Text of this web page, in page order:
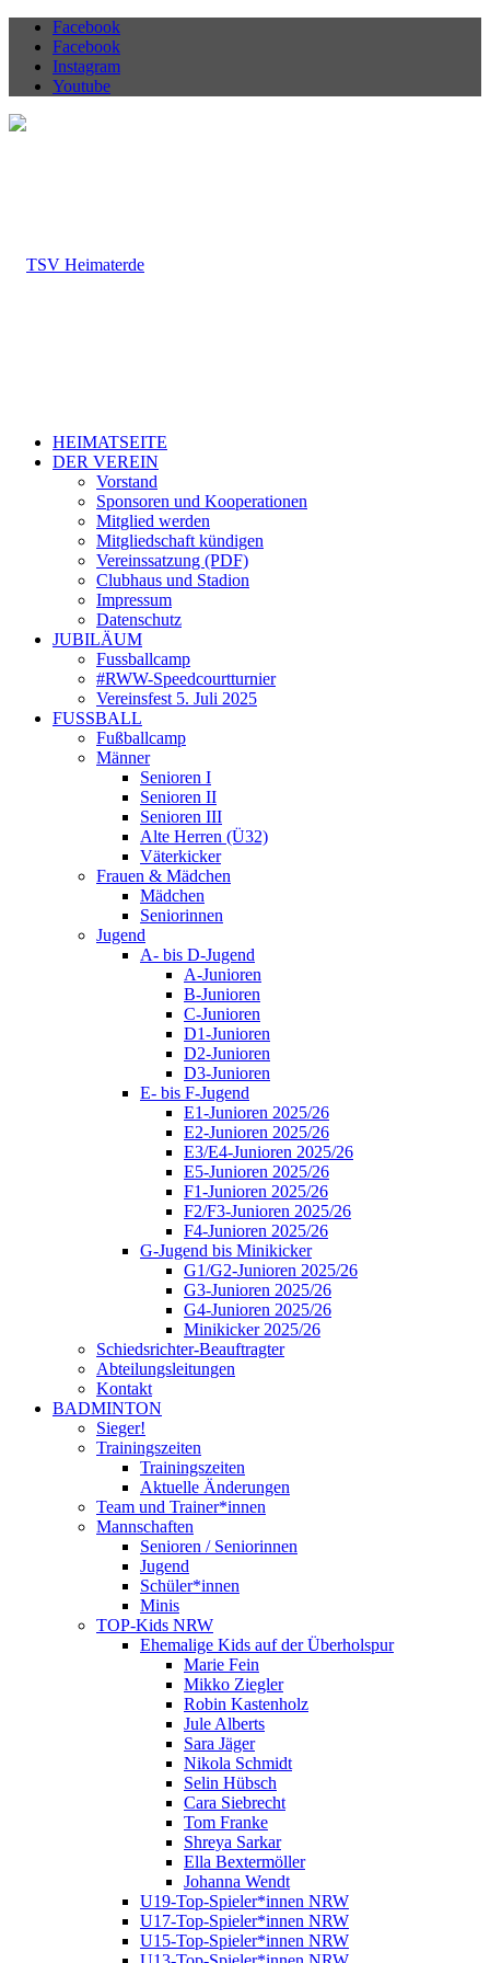
Facebook
Facebook
Instagram
Youtube
HEIMATSEITE
DER VEREIN
Vorstand
Sponsoren und Kooperationen
Mitglied werden
Mitgliedschaft kündigen
Vereinssatzung (PDF)
Clubhaus und Stadion
Impressum
Datenschutz
JUBILÄUM
Fussballcamp
#RWW-Speedcourtturnier
Vereinsfest 5. Juli 2025
FUSSBALL
Fußballcamp
Männer
Senioren I
Senioren II
Senioren III
Alte Herren (Ü32)
Väterkicker
Frauen & Mädchen
Mädchen
Seniorinnen
Jugend
A- bis D-Jugend
A-Junioren
B-Junioren
C-Junioren
D1-Junioren
D2-Junioren
D3-Junioren
E- bis F-Jugend
E1-Junioren 2025/26
E2-Junioren 2025/26
E3/E4-Junioren 2025/26
E5-Junioren 2025/26
F1-Junioren 2025/26
F2/F3-Junioren 2025/26
F4-Junioren 2025/26
G-Jugend bis Minikicker
G1/G2-Junioren 2025/26
G3-Junioren 2025/26
G4-Junioren 2025/26
Minikicker 2025/26
Schiedsrichter-Beauftragter
Abteilungsleitungen
Kontakt
BADMINTON
Sieger!
Trainingszeiten
Trainingszeiten
Aktuelle Änderungen
Team und Trainer*innen
Mannschaften
Senioren / Seniorinnen
Jugend
Schüler*innen
Minis
TOP-Kids NRW
Ehemalige Kids auf der Überholspur
Marie Fein
Mikko Ziegler
Robin Kastenholz
Jule Alberts
Sara Jäger
Nikola Schmidt
Selin Hübsch
Cara Siebrecht
Tom Franke
Shreya Sarkar
Ella Bextermöller
Johanna Wendt
U19-Top-Spieler*innen NRW
U17-Top-Spieler*innen NRW
U15-Top-Spieler*innen NRW